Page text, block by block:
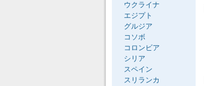
ウクライナ
エジプト
グルジア
コソボ
コロンビア
シリア
スペイン
スリランカ